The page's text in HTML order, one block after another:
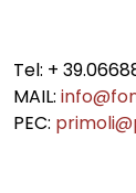
Tel: +
MAIL:
PEC: